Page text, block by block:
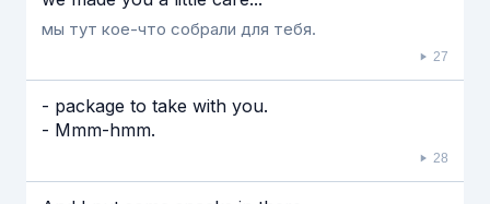
мы тут кое-что собрали для тебя.
27
- package to take with you.
- Mmm-hmm.
28